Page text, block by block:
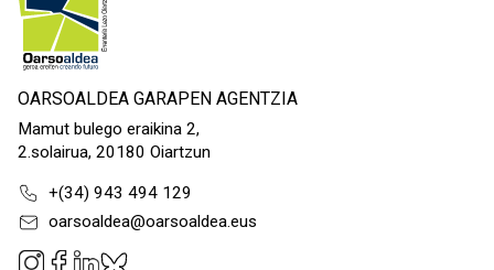
OARSOALDEA GARAPEN AGENTZIA
Mamut bulego eraikina 2,
2.solairua, 20180 Oiartzun
+(34) 943 494 129
oarsoaldea@oarsoaldea.eus